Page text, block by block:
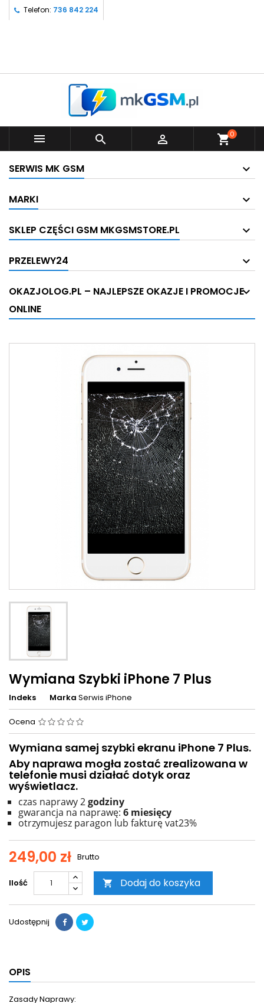
Telefon: 736 842 224
   shopping_cart0
SERWIS MK GSM
MARKI
SKLEP CZĘŚCI GSM MKGSMSTORE.PL
PRZELEWY24
OKAZJOLOG.PL – NAJLEPSZE OKAZJE I PROMOCJE
ONLINE
Wymiana Szybki iPhone 7 Plus
Indeks Marka Serwis iPhone
Ocena
Wymiana samej szybki ekranu iPhone 7 Plus.
Aby naprawa mogła zostać zrealizowana w
telefonie musi działać dotyk oraz
wyświetlacz.
czas naprawy 2godziny
gwarancja na naprawę: 6 miesięcy
otrzymujesz paragon lub fakturę vat23%
249,00 zł Brutto
Ilość  Dodaj do koszyka
Udostępnij
OPIS
Zasady Naprawy: